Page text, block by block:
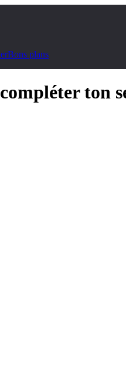
Bons plans
ton